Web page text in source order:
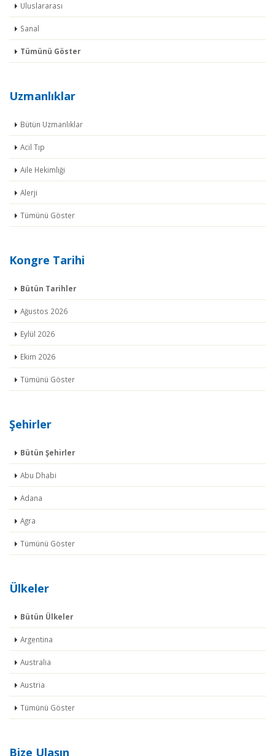
Uluslararası
Sanal
Tümünü Göster
Uzmanlıklar
Bütün Uzmanlıklar
Acil Tıp
Aile Hekimliği
Alerji
Tümünü Göster
Kongre Tarihi
Bütün Tarihler
Ağustos 2026
Eylül 2026
Ekim 2026
Tümünü Göster
Şehirler
Bütün Şehirler
Abu Dhabi
Adana
Agra
Tümünü Göster
Ülkeler
Bütün Ülkeler
Argentina
Australia
Austria
Tümünü Göster
Bize Ulaşın